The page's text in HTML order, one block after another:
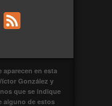
YouTube
aparecen en esta
González y
que se indique
alguno de estos